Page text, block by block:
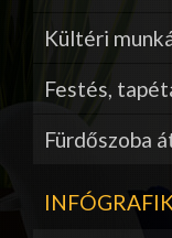
Kültéri
Festés,
Fürdőszoba